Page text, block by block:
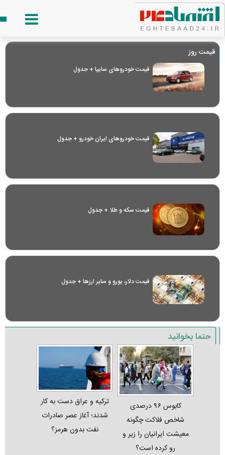
قیمت روز
قیمت خودرو‌های سایپا + جدول
قیمت خودرو‌های ایران خودرو + جدول
قیمت سکه و طلا + جدول
قیمت دلار، یورو و سایر ارز‌ها + جدول
حتما بخوانید
کابوس ۹۶ درصدی
شاخص فلاکت چگونه
معیشت ایرانیان را زیر و
رو کرده است؟
ترکیه و عراق دست به کار
شدند؛ آغاز عصر صادرات
نفت بدون هرمز؟